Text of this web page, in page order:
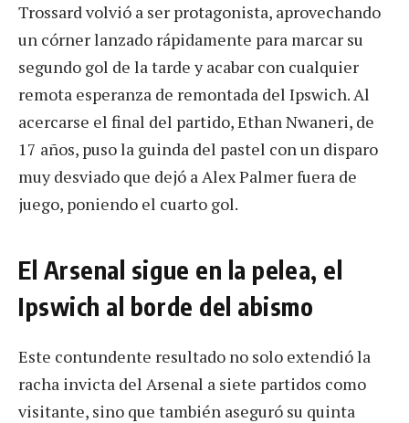
Trossard volvió a ser protagonista, aprovechando
un córner lanzado rápidamente para marcar su
segundo gol de la tarde y acabar con cualquier
remota esperanza de remontada del Ipswich. Al
acercarse el final del partido, Ethan Nwaneri, de
17 años, puso la guinda del pastel con un disparo
muy desviado que dejó a Alex Palmer fuera de
juego, poniendo el cuarto gol.
El Arsenal sigue en la pelea, el
Ipswich al borde del abismo
Este contundente resultado no solo extendió la
racha invicta del Arsenal a siete partidos como
visitante, sino que también aseguró su quinta